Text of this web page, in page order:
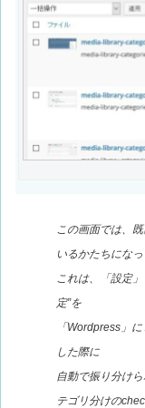
この画面では、
いるかたちになっ
これは、「設定
定”を
「Wordpress」
した際に
自動で振り分け
テゴリ分けの